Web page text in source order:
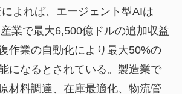
よれば、エージェント型AIは
業で最大6,500億ドルの追加収益
作業の自動化により最大50%の
になるとされている。製造業で
材料調達、在庫最適化、物流管